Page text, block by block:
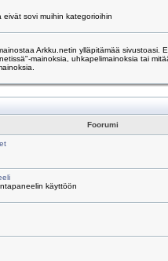
eivät sovi muihin kategorioihin
Arkku.netin ylläpitämää sivustoasi.
mainoksia, uhkapelimainoksia tai
Foorumi
käyttöön